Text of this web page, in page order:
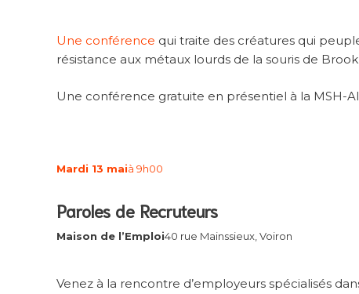
Une conférence qui traite des créatures qui
résistance aux métaux lourds de la souris de
Une conférence gratuite en présentiel à la MSH-
Mardi 13 maià 9h00
Paroles de Recruteurs
Maison de l’Emploi40 rue Mainssieux, Voiron
Venez à la rencontre d’employeurs spécialisés